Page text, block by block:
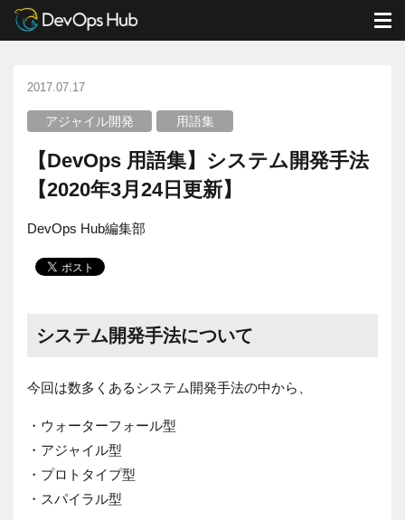
DevOps Hub ブログ
用語集
【DevOps 用語集】システム開発手法【2020年3月24日更新】
2017.07.17
アジャイル開発 用語集
【DevOps 用語集】システム開発手法
【2020年3月24日更新】
DevOps Hub編集部
システム開発手法について
今回は数多くあるシステム開発手法の中から、
・ウォーターフォール型
・アジャイル型
・プロトタイプ型
・スパイラル型